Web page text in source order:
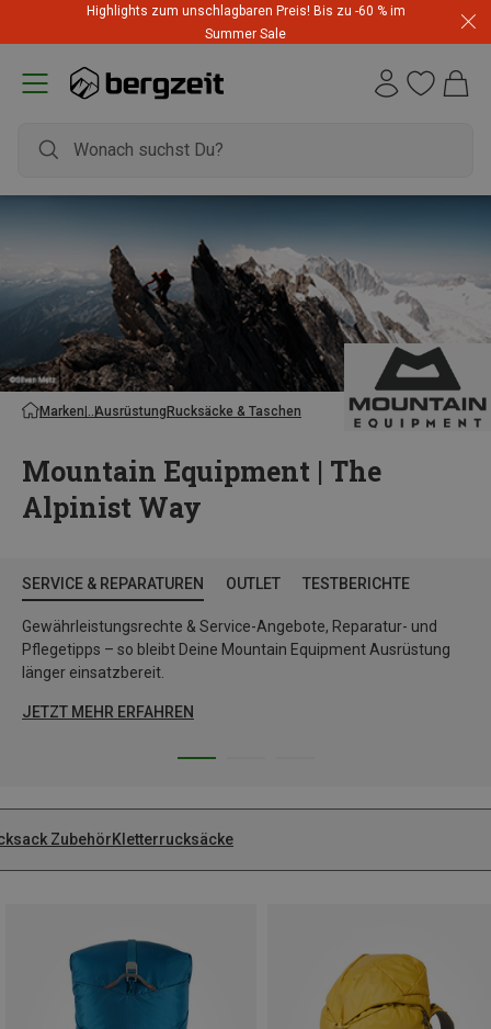
Highlights zum unschlagbaren Preis! Bis zu -60 % im
Summer Sale
Marken AusrüstungRucksäcke & Taschen
Mountain Equipment | The
Alpinist Way
SERVICE & REPARATUREN OUTLET TESTBERICHTE
Gewährleistungsrechte & Service-Angebote, Reparatur- und
Pflegetipps – so bleibt Deine Mountain Equipment Ausrüstung
länger einsatzbereit.
JETZT MEHR ERFAHREN
ZubehörKletterrucksäcke